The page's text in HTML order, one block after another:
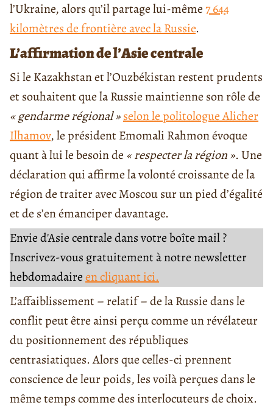
l’Ukraine, alors qu’il partage lui-même7 644
kilomètres de frontière avec la Russie.
L’affirmation de l’Asie centrale
Si le Kazakhstan et l’Ouzbékistan restent prudents
et souhaitent que la Russie maintienne son rôle de
« gendarme régional »selon le politologue Alicher
Ilhamov, le président Emomali Rahmon évoque
quant à lui le besoin de « respecter la région ». Une
déclaration qui affirme la volonté croissante de la
région de traiter avec Moscou sur un pied d’égalité
et de s’en émanciper davantage.
Envie d'Asie centrale dans votre boîte mail ?
Inscrivez-vous gratuitement à notre newsletter
hebdomadaireen cliquant ici.
L’affaiblissement – relatif – de la Russie dans le
conflit peut être ainsi perçu comme un révélateur
du positionnement des républiques
centrasiatiques. Alors que celles-ci prennent
conscience de leur poids, les voilà perçues dans le
même temps comme des interlocuteurs de choix.